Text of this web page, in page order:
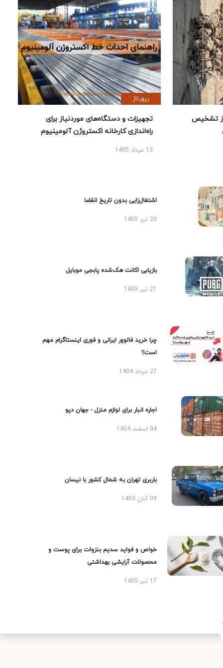
تشخیص
رپورتاژ
تجهیزات و دستگاه‌های موردنیاز برای
راه‌اندازی کارخانه اکستروژن آلومینیوم
13 مرداد 1405
اشتغال‌زایی بدون تاریخ انقضا
20 تیر 1405
بازیابی اکانت هک‌شده پابجی موبایل
چرا خرید فالوور ایرانی و فوری اینستاگرام مهم
است؟
27 مرداد 1404
اجاره انبار برای لوازم منزل - جهان دپو
04 اسفند 1404
باربری تهران به شمال کشور با نیسان
09 آبان 1403
خواص و فواید سدیم بنزوات برای پوست و
محصولات آرایشی بهداشتی
17 تیر 1405